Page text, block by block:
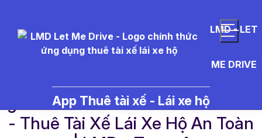
LMD - LET
ME DRIVE
App Thuê tài xế - Lái xe hộ
- Thuê Tài Xế Lái Xe Hộ An Toàn